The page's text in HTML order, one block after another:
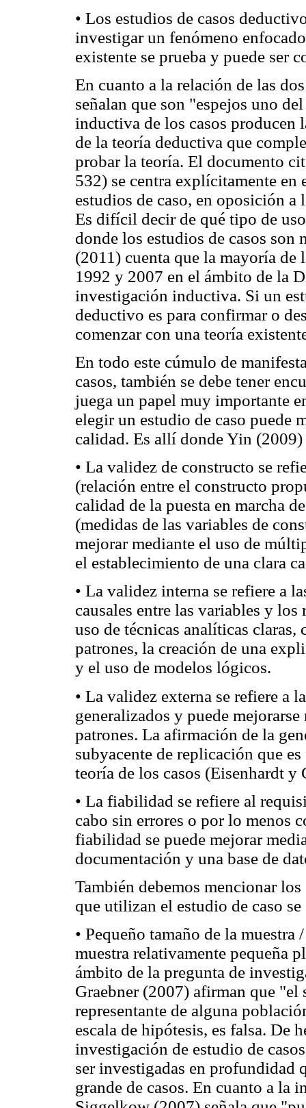
• Los estudios de casos
investigar un fenómeno
existente se prueba y puede ser
En cuanto a la relación de las
señalan que son "espejos uno
inductiva de los casos producen
de la teoría deductiva que
probar la teoría. El documento
532) se centra explícitamente
estudios de caso, en oposición
Es difícil decir de qué tipo de
donde los estudios de casos
(2011) cuenta que la mayoría de
1992 y 2007 en el ámbito de la
investigación inductiva. Si un
deductivo es para confirmar o
comenzar con una teoría
En todo este cúmulo de
casos, también se debe tener
juega un papel muy importante
elegir un estudio de caso puede
calidad. Es allí donde Yin
• La validez de constructo se
(relación entre el constructo
calidad de la puesta en marcha
(medidas de las variables de
mejorar mediante el uso de
el establecimiento de una clara
• La validez interna se refiere a
causales entre las variables y
uso de técnicas analíticas
patrones, la creación de una
y el uso de modelos lógicos.
• La validez externa se refiere a
generalizados y puede
patrones. La afirmación de la
subyacente de replicación que
teoría de los casos (Eisenhardt y
• La fiabilidad se refiere al
cabo sin errores o por lo menos
fiabilidad se puede mejorar
documentación y una base de
También debemos mencionar
que utilizan el estudio de caso
• Pequeño tamaño de la
muestra relativamente pequeña
ámbito de la pregunta de
Graebner (2007) afirman que "el
representante de alguna
escala de hipótesis, es falsa. De
investigación de estudio de
ser investigadas en profundidad
grande de casos. En cuanto a la